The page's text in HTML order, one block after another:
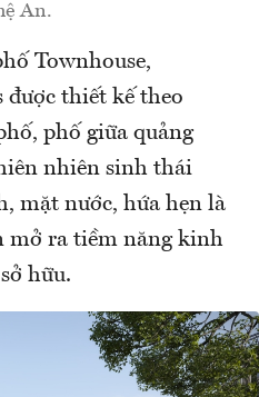
An.
Townhouse,
được thiết kế theo
phố giữa quảng
nhiên sinh thái
mặt nước, hứa hẹn là
mở ra tiềm năng kinh
hữu.